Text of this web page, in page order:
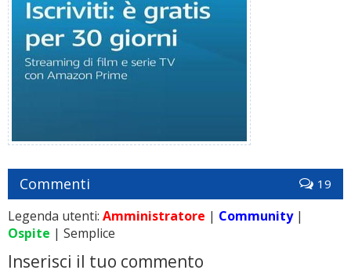
Commenti 19
Legenda utenti: Amministratore | Community|
Ospite | Semplice
Inserisci il tuo commento